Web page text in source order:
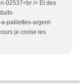
02537<br /> Et des
paillettes-argent-
je croise les